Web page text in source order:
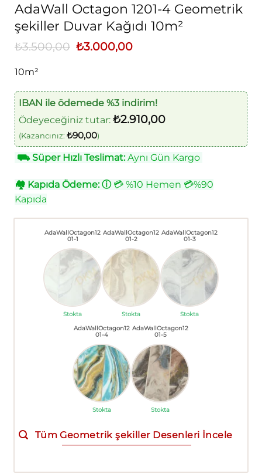
AdaWall Octagon 1201-4 Geometrik
şekiller Duvar Kağıdı 10m²
₺3.500,00 Orijinal
₺3.000,00Şu
10m²
IBAN ile ödemede %3 indirim!
Ödeyeceğiniz tutar: ₺2.910,00
(Kazancınız: ₺90,00)
⛟Süper Hızlı Teslimat:Aynı Gün Kargo
🏘 Kapıda Ödeme: ⓘ💳 %10 Hemen 💳%90
Kapıda
AdaWallOctagon12
01-1
Stokta
AdaWallOctagon12
01-2
Stokta
AdaWallOctagon12
01-3
Stokta
AdaWallOctagon12
01-4
Stokta
AdaWallOctagon12
01-5
Stokta
Tüm Geometrik şekiller Desenleri İncele